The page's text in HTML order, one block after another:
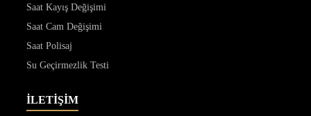
Saat Kayış Değişimi
Saat Cam Değişimi
Saat Polisaj
Su Geçirmezlik Testi
İLETİŞİM